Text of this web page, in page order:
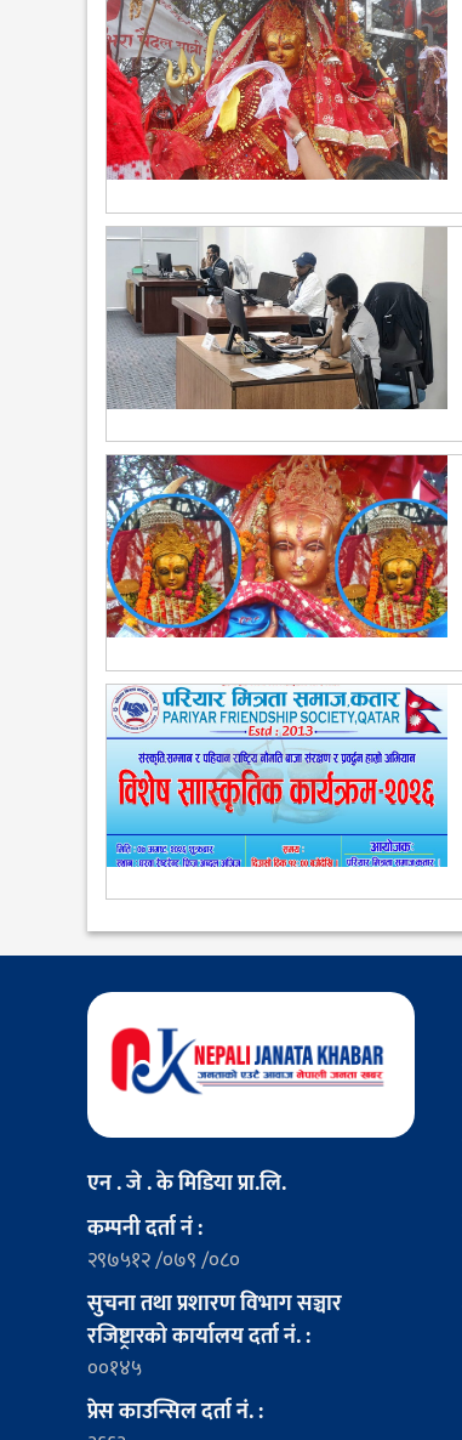
एन . जे . के मिडिया प्रा.लि.
कम्पनी दर्ता नं :
२९७५१२ /०७९ /०८०
सुचना तथा प्रशारण विभाग सञ्चार
रजिष्ट्रारको कार्यालय दर्ता नं. :
००१४५
प्रेस काउन्सिल दर्ता नं. :